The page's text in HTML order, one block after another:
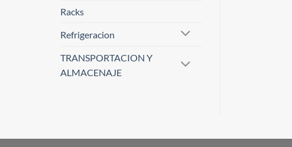
Racks
Refrigeracion
TRANSPORTACION Y
ALMACENAJE